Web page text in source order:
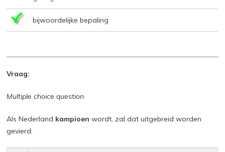
bijwoordelijke bepaling
Vraag:
Multiple choice question
Als Nederland kampioen wordt, zal dat uitgebreid worden
gevierd.